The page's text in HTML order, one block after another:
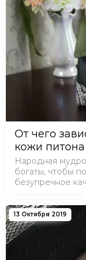
От чего
кожи питона
Народная
богаты, чтобы
безупречное
долго
13 Октября 2019